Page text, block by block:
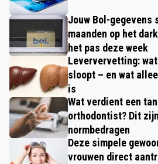
Jouw Bol-gegevens
maanden op het
het pas deze week
Leververvetting:
sloopt – en wat
is
Wat verdient een
orthodontist? Dit
normbedragen
Deze simpele
vrouwen direct